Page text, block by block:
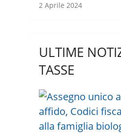
2 Aprile 2024
ULTIME
TASSE